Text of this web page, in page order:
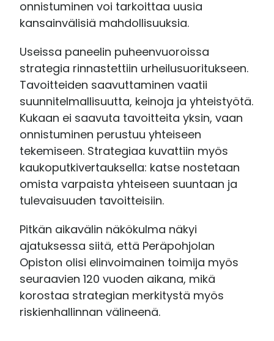
onnistuminen voi tarkoittaa uusia
kansainvälisiä mahdollisuuksia.
Useissa paneelin puheenvuoroissa
strategia rinnastettiin urheilusuoritukseen.
Tavoitteiden saavuttaminen vaatii
suunnitelmallisuutta, keinoja ja yhteistyötä.
Kukaan ei saavuta tavoitteita yksin, vaan
onnistuminen perustuu yhteiseen
tekemiseen. Strategiaa kuvattiin myös
kaukoputkivertauksella: katse nostetaan
omista varpaista yhteiseen suuntaan ja
tulevaisuuden tavoitteisiin.
Pitkän aikavälin näkökulma näkyi
ajatuksessa siitä, että Peräpohjolan
Opiston olisi elinvoimainen toimija myös
seuraavien 120 vuoden aikana, mikä
korostaa strategian merkitystä myös
riskienhallinnan välineenä.